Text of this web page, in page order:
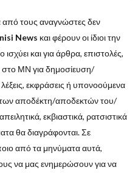
από τους αναγνώστες δεν
News και φέρουν οι ίδιοι την
και για άρθρα, επιστολές,
στο ΜΝ για δημοσίευση/
εκφράσεις ή υπονοούμενα
αποδέκτη/αποδεκτών του/
εκβιαστικά, ρατσιστικά
θα διαγράφονται. Σε
από τα μηνύματα αυτά,
να μας ενημερώσουν για να